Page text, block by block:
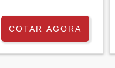
COTAR AGORA